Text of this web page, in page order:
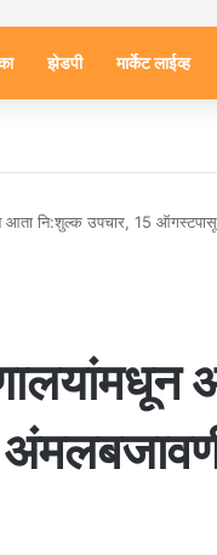
झेडपी मार्केट लाईव्ह
आता नि:शुल्क उपचार, 15